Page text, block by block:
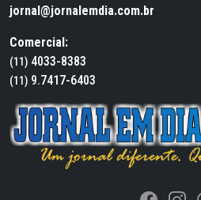
jornal@jornalemdia.com.br
Comercial:
(11) 4033-8383
(11) 9.7417-6403